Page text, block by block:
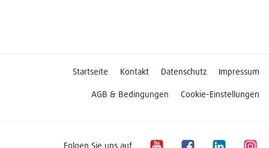
Startseite Kontakt Datenschutz Impressum
AGB & Bedingungen Cookie-Einstellungen
Folgen Sie uns auf